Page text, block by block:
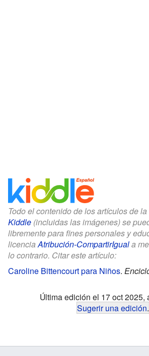
Todo el contenido de los artículos de la
Kiddle (incluidas las imágenes) se
libremente para fines personales y
licenciaAtribución-CompartirIguala
lo contrario. Citar este artículo:
Caroline Bittencourt para Niños.
Última edición el 17 oct 2025,
Sugerir una edición.